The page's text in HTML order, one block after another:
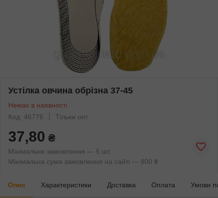
Устілка овчина обрізна 37-45
Немає в наявності
Код: 46776
Тільки опт
37,80 ₴
Мінімальне замовлення — 5 шт.
Мінімальна сума замовлення на сайті — 800 ₴
Опис Характеристики Доставка Оплата Умови